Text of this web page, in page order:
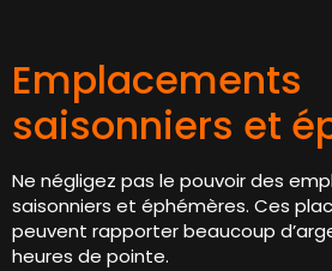
Emplacements
saisonniers et
Ne négligez pas le pouvoir des
saisonniers et éphémères. Ces
peuvent rapporter beaucoup
heures de pointe.